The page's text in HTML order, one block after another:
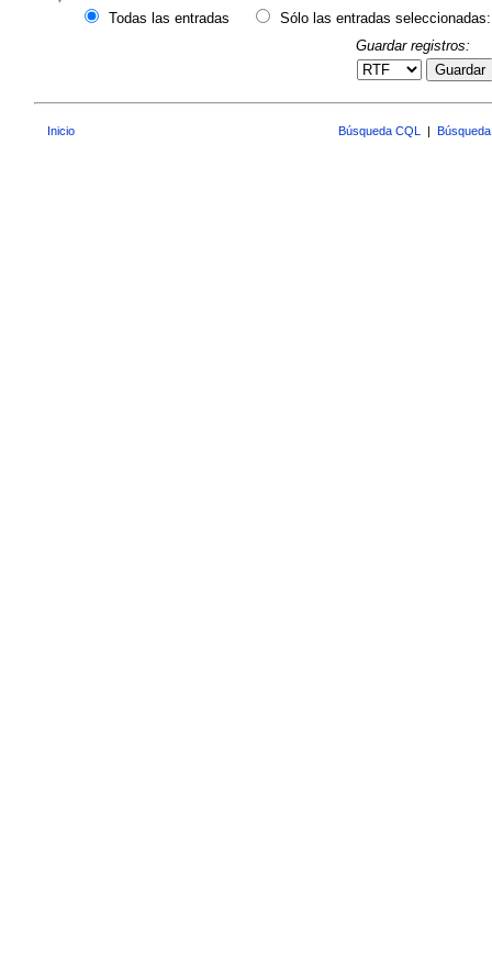
Todas las entradas
Sólo las entradas seleccionadas:
Guardar registros:
Guardar
Inicio Búsqueda CQL